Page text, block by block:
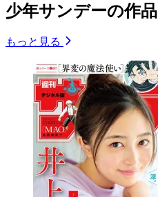
少年サンデーの作品
もっと見る